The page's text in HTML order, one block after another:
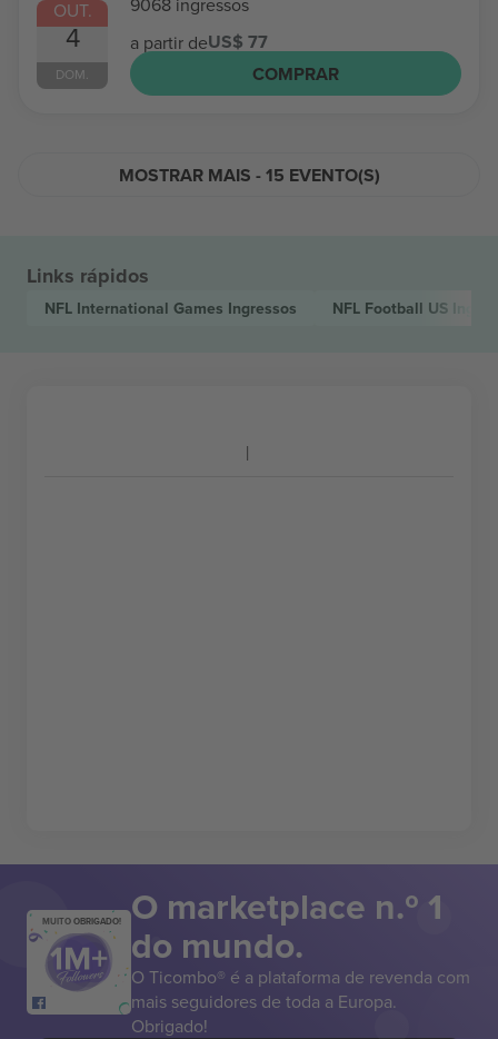
OUT.
4
DOM.
a partir deUS$ 77
COMPRAR
MOSTRAR MAIS - 15 EVENTO(S)
Links rápidos
NFL International Games Ingressos NFL Football US
MUITO OBRIGADO! O marketplace n.º 1
do mundo.
O Ticombo® é a plataforma de revenda com
mais seguidores de toda a Europa.
Obrigado!